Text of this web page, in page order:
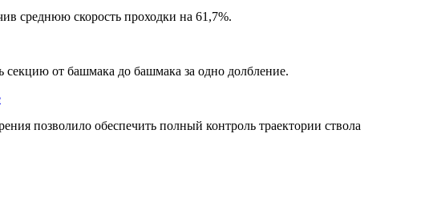
среднюю скорость проходки на 61,7%.
секцию от башмака до башмака за одно долбление.
позволило обеспечить полный контроль траектории ствола